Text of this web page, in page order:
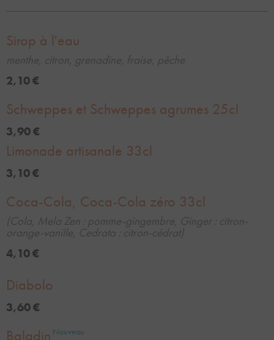
Sirop à l'eau
menthe, citron, grenadine, fraise, pêche
2,10 €
Schweppes et Schweppes agrumes 25cl
3,90 €
Limonade artisanale 33cl
3,10 €
Coca-Cola, Coca-Cola zéro 33cl
(Cola, Mela Zen : pomme-gingembre, Ginger : citron-
orange-vanille, Cedrata : citron-cédrat)
4,10 €
Diabolo
3,60 €
Baladin Nouveau